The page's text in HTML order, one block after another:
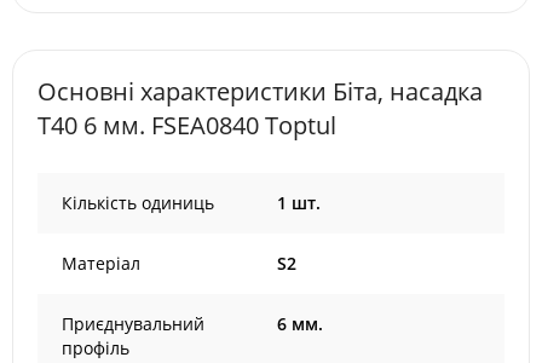
Основні характеристики Біта, насадка
T40 6 мм. FSEA0840 Toptul
Кількість одиниць 1 шт.
Матеріал S2
Приєднувальний
профіль
6 мм.